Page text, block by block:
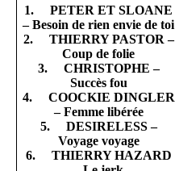
1. PETER ET SLOANE
– Besoin de rien envie de toi
2. THIERRY PASTOR –
Coup de folie
3. CHRISTOPHE –
Succès fou
4. COOCKIE DINGLER
– Femme libérée
5. DESIRELESS –
Voyage voyage
6. THIERRY HAZARD